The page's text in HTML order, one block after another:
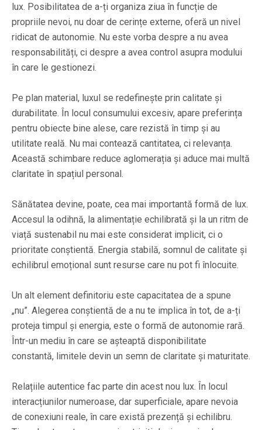
lux. Posibilitatea de a-ți organiza ziua în funcție de
propriile nevoi, nu doar de cerințe externe, oferă un nivel
ridicat de autonomie. Nu este vorba despre a nu avea
responsabilități, ci despre a avea control asupra modului
în care le gestionezi.
Pe plan material, luxul se redefinește prin calitate și
durabilitate. În locul consumului excesiv, apare preferința
pentru obiecte bine alese, care rezistă în timp și au
utilitate reală. Nu mai contează cantitatea, ci relevanța.
Această schimbare reduce aglomerația și aduce mai multă
claritate în spațiul personal.
Sănătatea devine, poate, cea mai importantă formă de lux.
Accesul la odihnă, la alimentație echilibrată și la un ritm de
viață sustenabil nu mai este considerat implicit, ci o
prioritate conștientă. Energia stabilă, somnul de calitate și
echilibrul emoțional sunt resurse care nu pot fi înlocuite.
Un alt element definitoriu este capacitatea de a spune
„nu”. Alegerea conștientă de a nu te implica în tot, de a-ți
proteja timpul și energia, este o formă de autonomie rară.
Într-un mediu în care se așteaptă disponibilitate
constantă, limitele devin un semn de claritate și maturitate.
Relațiile autentice fac parte din acest nou lux. În locul
interacțiunilor numeroase, dar superficiale, apare nevoia
de conexiuni reale, în care există prezență și echilibru.